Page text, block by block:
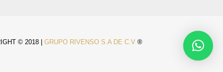
© 2018 |GRUPO RIVENSO S.A DE C.V ®